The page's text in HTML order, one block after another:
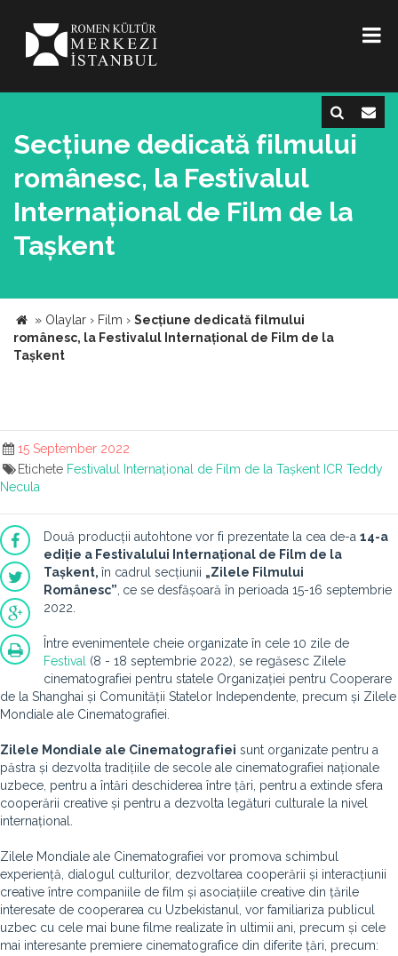
Secțiune dedicată filmului
românesc, la Festivalul
Internațional de Film de la
Tașkent
» Olaylar › Film › Secțiune dedicată filmului
românesc, la Festivalul Internațional de Film de la
Tașkent
15 September 2022
Etichete Festivalul Internațional de Film de la Tașkent ICR Teddy
Necula
Două producții autohtone vor fi prezentate la cea de-a 14-a
ediție a Festivalului Internațional de Film de la
Tașkent, în cadrul secțiunii „Zilele Filmului
Românesc” ce se desfășoară în perioada 15-16 septembrie
2022.
Între evenimentele cheie organizate în cele 10 zile de
Festival
(8 - 18 septembrie 2022), se regăsesc Zilele
cinematografiei pentru statele Organizației pentru Cooperare
de la Shanghai și Comunității Statelor Independente, precum și Zilele
Mondiale ale Cinematografiei.
Zilele Mondiale ale Cinematografiei sunt organizate pentru a
păstra și dezvolta tradițiile de secole ale cinematografiei naționale
uzbece, pentru a întări deschiderea între țări, pentru a extinde sfera
cooperării creative și pentru a dezvolta legături culturale la nivel
internațional.
Zilele Mondiale ale Cinematografiei vor promova schimbul
experiență, dialogul culturilor, dezvoltarea cooperării și interacțiunii
creative între companiile de film și asociațiile creative din țările
interesate de cooperarea cu Uzbekistanul, vor familiariza publicul
uzbec cu cele mai bune filme realizate în ultimii ani, precum și cele
mai interesante premiere cinematografice din diferite țări, precum: